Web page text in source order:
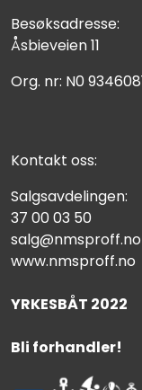
Besøksadresse:
Åsbieveien 11
Org. nr: N0
Kontakt oss:
Salgsavdelingen:
37 00 03 50
salg@nmsproff.no
www.nmsproff.no
YRKESBÅT 2022
Bli forhandler!